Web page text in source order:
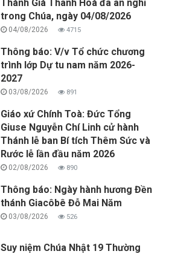
Thánh Giá Thanh Hoá đã an nghỉ
trong Chúa, ngày 04/08/2026
04/08/2026 4715
Thông báo: V/v Tổ chức chương
trình lớp Dự tu nam năm 2026-
2027
03/08/2026 891
Giáo xứ Chính Toà: Đức Tổng
Giuse Nguyễn Chí Linh cử hành
Thánh lễ ban Bí tích Thêm Sức và
Rước lễ lần đầu năm 2026
02/08/2026 890
Thông báo: Ngày hành hương Đền
thánh Giacôbê Đỗ Mai Năm
03/08/2026 526
Suy niệm Chúa Nhật 19 Thường